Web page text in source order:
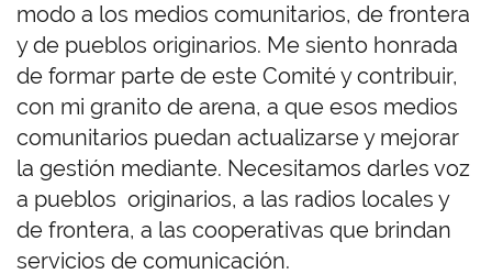
modo a los medios comunitarios, de frontera
y de pueblos originarios. Me siento honrada
de formar parte de este Comité y contribuir,
con mi granito de arena, a que esos medios
comunitarios puedan actualizarse y mejorar
la gestión mediante. Necesitamos darles voz
a pueblos originarios, a las radios locales y
de frontera, a las cooperativas que brindan
servicios de comunicación.